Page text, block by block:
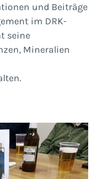
und Beiträge
im DRK-
seine
Mineralien